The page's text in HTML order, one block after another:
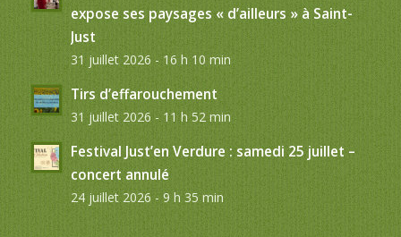
expose ses paysages « d’ailleurs » à Saint-
Just
31 juillet 2026 - 16 h 10 min
Tirs d’effarouchement
31 juillet 2026 - 11 h 52 min
Festival Just’en Verdure : samedi 25 juillet –
concert annulé
24 juillet 2026 - 9 h 35 min